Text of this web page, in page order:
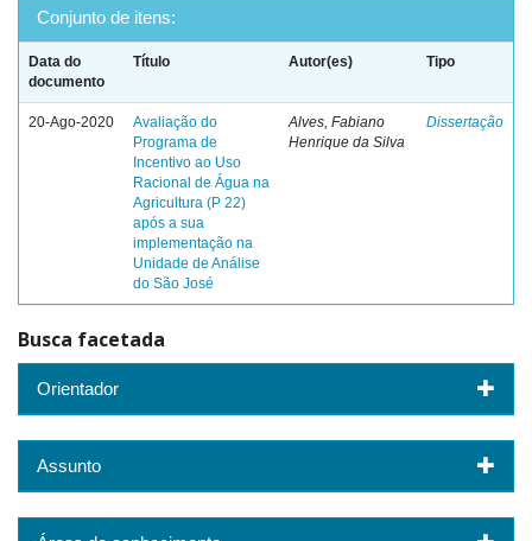
Conjunto de itens:
Data do
documento
Título Autor(es) Tipo
20-Ago-2020
Avaliação do
Programa de
Incentivo ao Uso
Racional de Água na
Agricultura (P 22)
após a sua
implementação na
Unidade de Análise
do São José
Alves, Fabiano
Henrique da Silva
Dissertação
Busca facetada
Orientador
Assunto